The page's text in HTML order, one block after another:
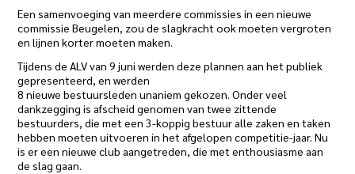
Een samenvoeging van meerdere commissies in een nieuwe
commissie Beugelen, zou de slagkracht ook moeten vergroten
en lijnen korter moeten maken.
Tijdens de ALV van 9 juni werden deze plannen aan het publiek
gepresenteerd, en werden
8 nieuwe bestuursleden unaniem gekozen. Onder veel
dankzegging is afscheid genomen van twee zittende
bestuurders, die met een 3-koppig bestuur alle zaken en taken
hebben moeten uitvoeren in het afgelopen competitie-jaar. Nu
is er een nieuwe club aangetreden, die met enthousiasme aan
de slag gaan.